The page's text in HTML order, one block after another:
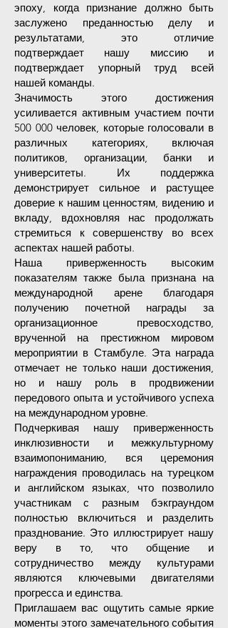
эпоху, когда признание должно быть
заслужено преданностью делу и
результатами, это отличие
подтверждает нашу миссию и
подтверждает упорный труд всей
нашей команды.
Значимость этого достижения
усиливается активным участием почти
500 000 человек, которые голосовали в
различных категориях, включая
политиков, организации, банки и
университеты. Их поддержка
демонстрирует сильное и растущее
доверие к нашим ценностям, видению и
вкладу, вдохновляя нас продолжать
стремиться к совершенству во всех
аспектах нашей работы.
Наша приверженность высоким
показателям также была признана на
международной арене благодаря
получению почетной награды за
организационное превосходство,
врученной на престижном мировом
мероприятии в Стамбуле. Эта награда
отмечает не только наши достижения,
но и нашу роль в продвижении
передового опыта и устойчивого успеха
на международном уровне.
Подчеркивая нашу приверженность
инклюзивности и межкультурному
взаимопониманию, вся церемония
награждения проводилась на турецком
и английском языках, что позволило
участникам с разным бэкграундом
полностью включиться и разделить
празднование. Это иллюстрирует нашу
веру в то, что общение и
сотрудничество между культурами
являются ключевыми двигателями
прогресса и единства.
Приглашаем вас ощутить самые яркие
моменты этого замечательного события